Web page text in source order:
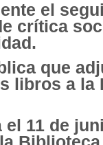
el
crítica
que
libros a la
el 11 de